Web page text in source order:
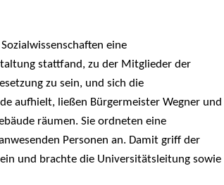
eine
stattfand, zu der Mitglieder der
zu sein, und sich die
aufhielt, ließen Bürgermeister Wegner und
räumen. Sie ordneten eine
Personen an. Damit griff der
und brachte die Universitätsleitung sowie